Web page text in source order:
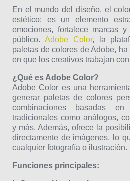
En el mundo del diseño, el
estético; es un elemento
emociones, fortalece marcas
público. Adobe Color, la
paletas de colores de Adobe,
en que los creativos trabajan
¿Qué es Adobe Color?
Adobe Color es una
generar paletas de colores
combinaciones basadas
tradicionales como análogos,
y más. Además, ofrece la
directamente de imágenes, lo
cualquier fotografía o ilustración.
Funciones principales: